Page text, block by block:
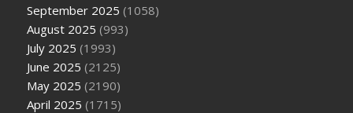
September 2025 (1058)
August 2025 (993)
July 2025 (1993)
June 2025 (2125)
May 2025 (2190)
April 2025 (1715)